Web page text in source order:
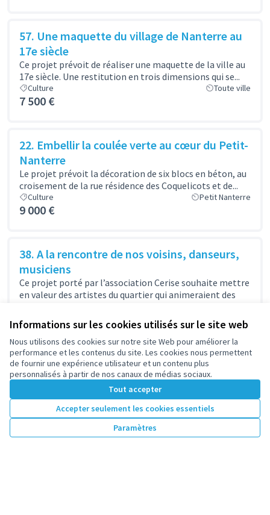
Informations sur les cookies utilisés sur le site web
Nous utilisons des cookies sur notre site Web pour améliorer la
performance et les contenus du site. Les cookies nous permettent
de fournir une expérience utilisateur et un contenu plus
personnalisés à partir de nos canaux de médias sociaux.
Tout accepter
Accepter seulement les cookies essentiels
Paramètres
57. Une maquette du village de Nanterre au
17e siècle
Ce projet prévoit de réaliser une maquette de la ville au
17e siècle. Une restitution en trois dimensions qui se...
Culture Toute ville
7 500 €
22. Embellir la coulée verte au cœur du Petit-
Nanterre
Le projet prévoit la décoration de six blocs en béton, au
croisement de la rue résidence des Coquelicots et de...
Culture Petit Nanterre
9 000 €
38. A la rencontre de nos voisins, danseurs,
musiciens
Ce projet porté par l’association Cerise souhaite mettre
en valeur des artistes du quartier qui animeraient des
Culture Chemin de l'Île
8 500 €
Résultats par page : 25
1 2